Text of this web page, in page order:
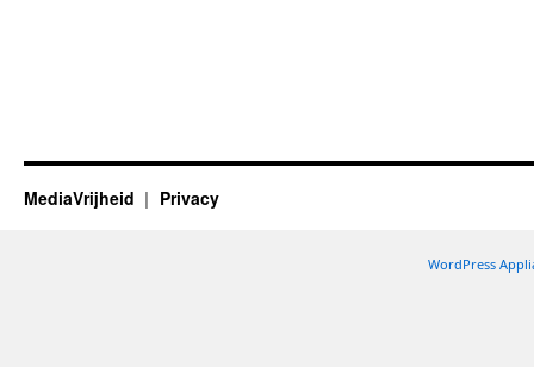
MediaVrijheid Privacy
WordPress